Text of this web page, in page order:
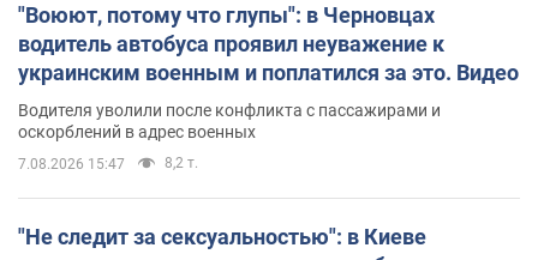
"Воюют, потому что глупы": в Черновцах
водитель автобуса проявил неуважение к
украинским военным и поплатился за это. Видео
Водителя уволили после конфликта с пассажирами и
оскорблений в адрес военных
7.08.2026 15:47 8,2 т.
"Не следит за сексуальностью": в Киеве